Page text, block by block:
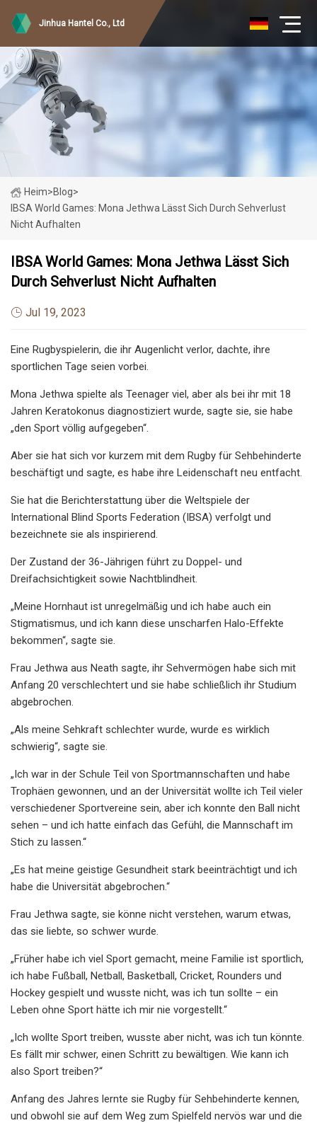
Jinhua Hantel Co., Ltd
Heim>Blog>
IBSA World Games: Mona Jethwa Lässt Sich Durch Sehverlust
Nicht Aufhalten
IBSA World Games: Mona Jethwa Lässt Sich
Durch Sehverlust Nicht Aufhalten
Jul 19, 2023
Eine Rugbyspielerin, die ihr Augenlicht verlor, dachte, ihre
sportlichen Tage seien vorbei.
Mona Jethwa spielte als Teenager viel, aber als bei ihr mit 18
Jahren Keratokonus diagnostiziert wurde, sagte sie, sie habe
„den Sport völlig aufgegeben“.
Aber sie hat sich vor kurzem mit dem Rugby für Sehbehinderte
beschäftigt und sagte, es habe ihre Leidenschaft neu entfacht.
Sie hat die Berichterstattung über die Weltspiele der
International Blind Sports Federation (IBSA) verfolgt und
bezeichnete sie als inspirierend.
Der Zustand der 36-Jährigen führt zu Doppel- und
Dreifachsichtigkeit sowie Nachtblindheit.
„Meine Hornhaut ist unregelmäßig und ich habe auch ein
Stigmatismus, und ich kann diese unscharfen Halo-Effekte
bekommen“, sagte sie.
Frau Jethwa aus Neath sagte, ihr Sehvermögen habe sich mit
Anfang 20 verschlechtert und sie habe schließlich ihr Studium
abgebrochen.
„Als meine Sehkraft schlechter wurde, wurde es wirklich
schwierig“, sagte sie.
„Ich war in der Schule Teil von Sportmannschaften und habe
Trophäen gewonnen, und an der Universität wollte ich Teil vieler
verschiedener Sportvereine sein, aber ich konnte den Ball nicht
sehen – und ich hatte einfach das Gefühl, die Mannschaft im
Stich zu lassen.“
„Es hat meine geistige Gesundheit stark beeinträchtigt und ich
habe die Universität abgebrochen.“
Frau Jethwa sagte, sie könne nicht verstehen, warum etwas,
das sie liebte, so schwer wurde.
„Früher habe ich viel Sport gemacht, meine Familie ist sportlich,
ich habe Fußball, Netball, Basketball, Cricket, Rounders und
Hockey gespielt und wusste nicht, was ich tun sollte – ein
Leben ohne Sport hätte ich mir nie vorgestellt.“
„Ich wollte Sport treiben, wusste aber nicht, was ich tun könnte.
Es fällt mir schwer, einen Schritt zu bewältigen. Wie kann ich
also Sport treiben?“
Anfang des Jahres lernte sie Rugby für Sehbehinderte kennen,
und obwohl sie auf dem Weg zum Spielfeld nervös war und die